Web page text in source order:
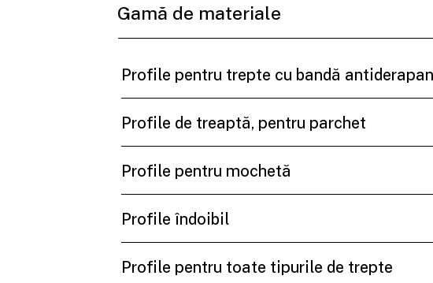
Gamă de materiale
Profile pentru trepte cu bandă
Profile de treaptă, pentru parchet
Profile pentru mochetă
Profile îndoibil
Profile pentru toate tipurile de trepte